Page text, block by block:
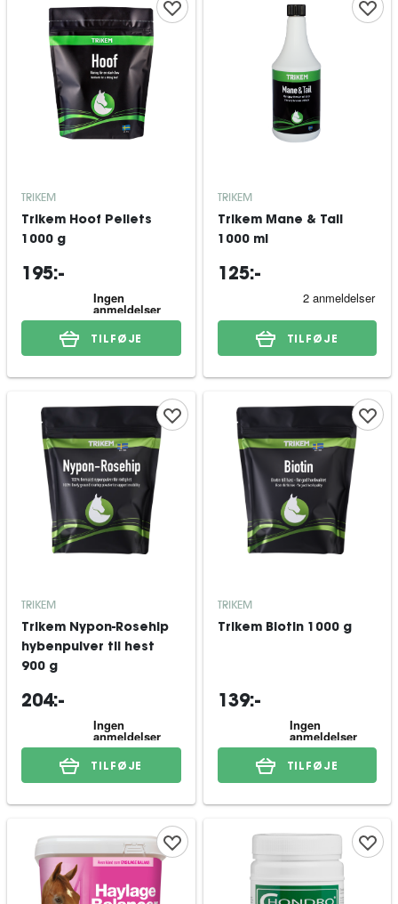
TRIKEM
Trikem Hoof Pellets
1000 g
195:-
TILFØJE
TRIKEM
Trikem Mane & Tail
1000 ml
125:-
TILFØJE
TRIKEM
Trikem Nypon-Rosehip
hybenpulver til hest
900 g
204:-
TILFØJE
TRIKEM
Trikem Biotin 1000 g
139:-
TILFØJE